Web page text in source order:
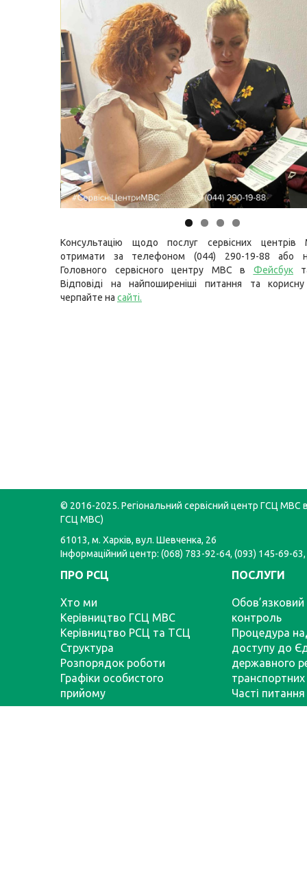
Консультацію щодо послуг сервісних
отримати за телефоном (044) 290-19-88 або
Головного сервісного центру МВС в Фейсбук
Відповіді на найпоширеніші питання та
черпайте на сайті.
© 2016-2025. Регіональний сервісний центр ГСЦ МВС в
ГСЦ МВС)
61013, м. Харків, вул. Шевченка, 26
Інформаційний центр: (068) 783-92-64, (093) 145-69-
ПРО РСЦ
Хто ми
Керівництво ГСЦ МВС
Керівництво РСЦ та ТСЦ
Структура
Розпорядок роботи
Графіки особистого
прийому
ПОСЛУГИ
Обов’язковий
контроль
Процедура
доступу до
державного
транспортних
Часті питання